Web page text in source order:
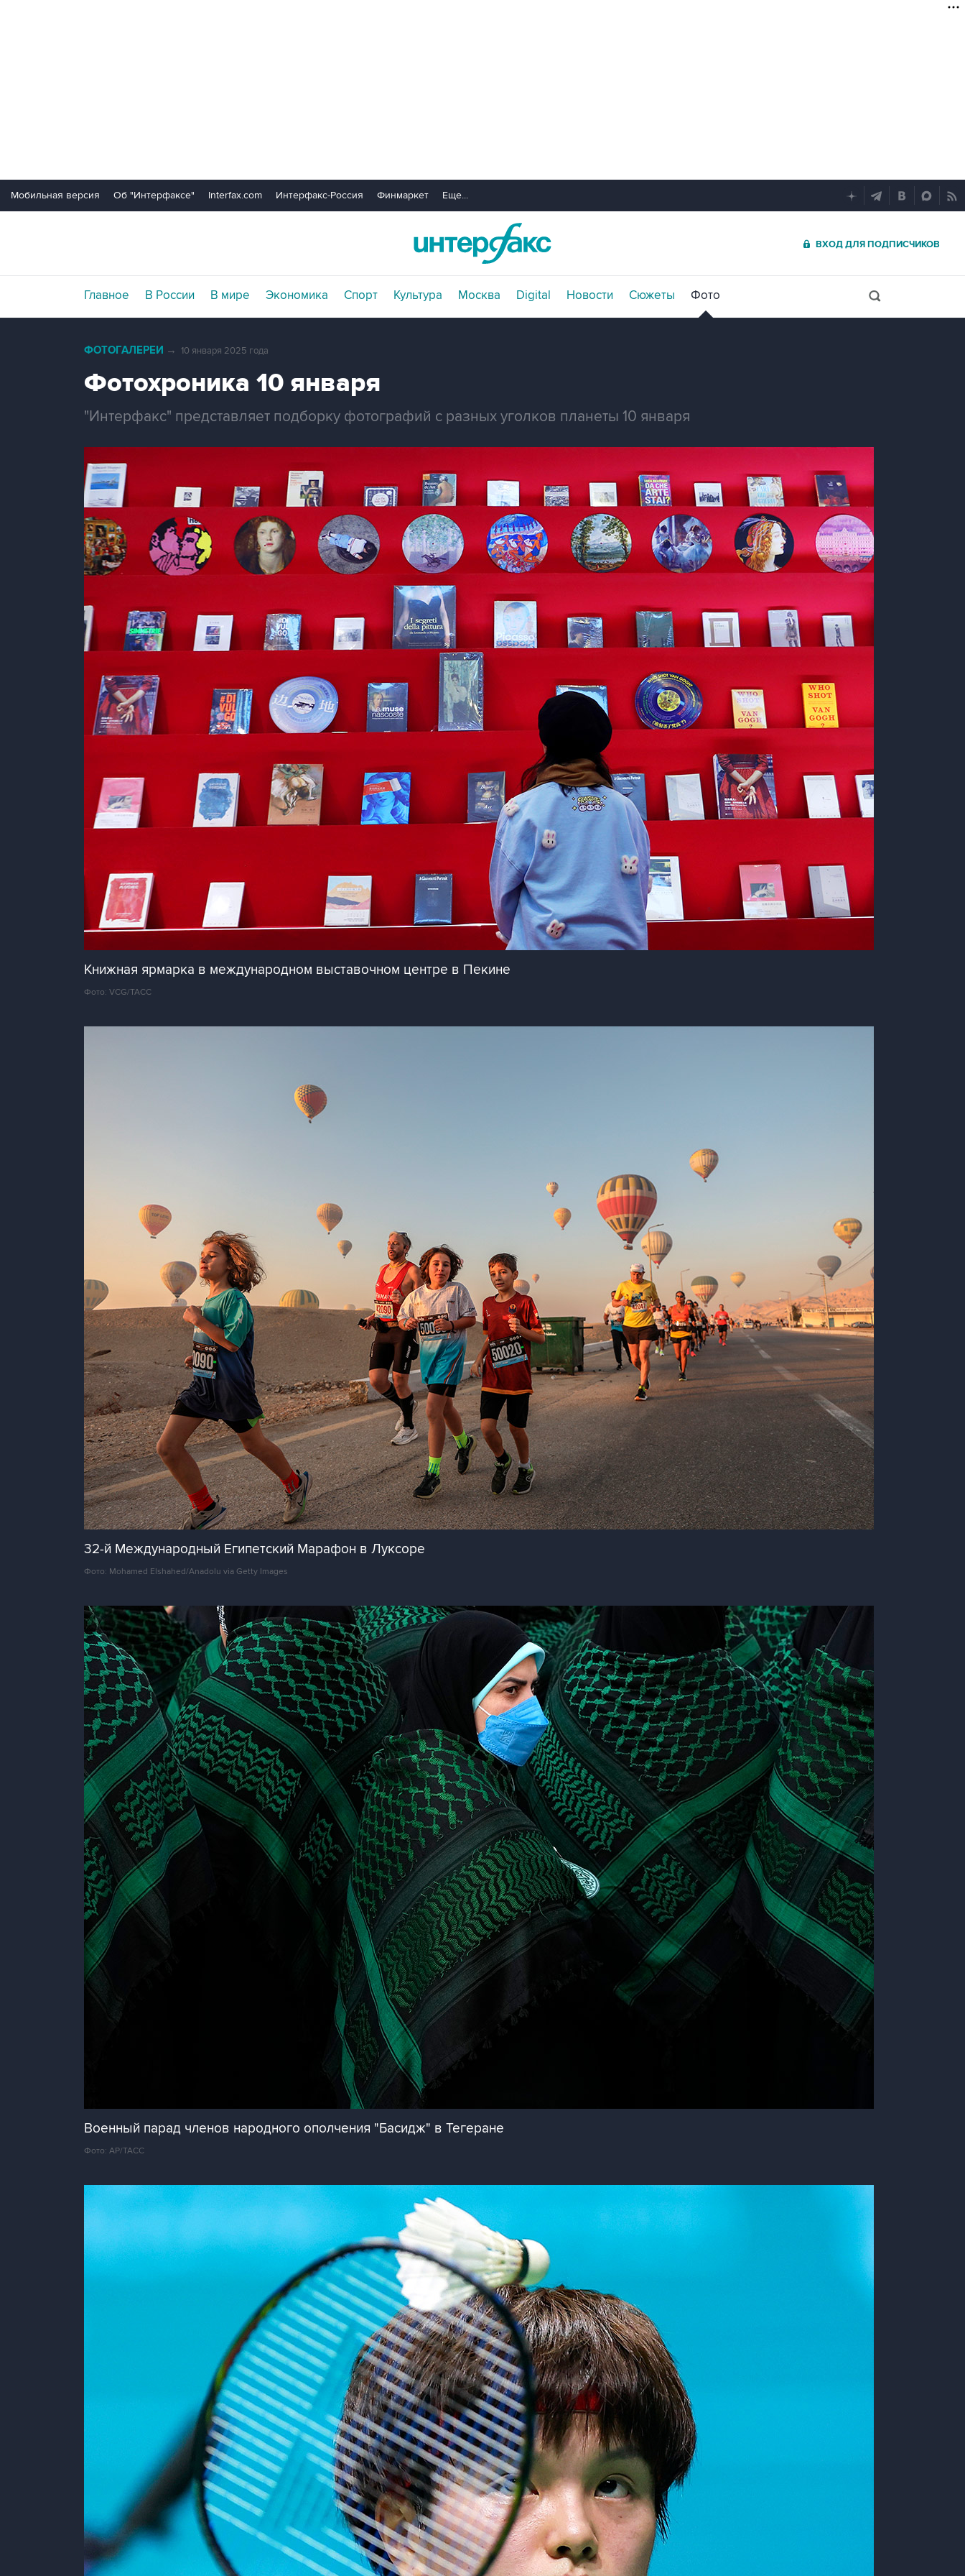
Мобильная версия Об "Интерфаксе" Interfax.com Интерфакс-Россия Финмаркет Еще...
ВХОД ДЛЯ ПОДПИСЧИКОВ
Главное В России В мире Экономика Спорт Культура Москва Digital Новости Сюжеты Фото
ФОТОГАЛЕРЕИ → 10 января 2025 года
Фотохроника 10 января
"Интерфакс" представляет подборку фотографий с разных уголков планеты 10 января
Книжная ярмарка в международном выставочном центре в Пекине
Фото: VCG/ТАСС
32-й Международный Египетский Марафон в Луксоре
Фото: Mohamed Elshahed/Anadolu via Getty Images
Военный парад членов народного ополчения "Басидж" в Тегеране
Фото: AP/ТАСС